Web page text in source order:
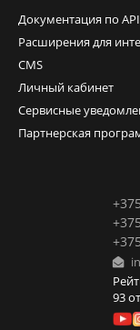
Документация по API
Расширения для
CMS
Личный кабинет
Сервисные
Партнерская
93